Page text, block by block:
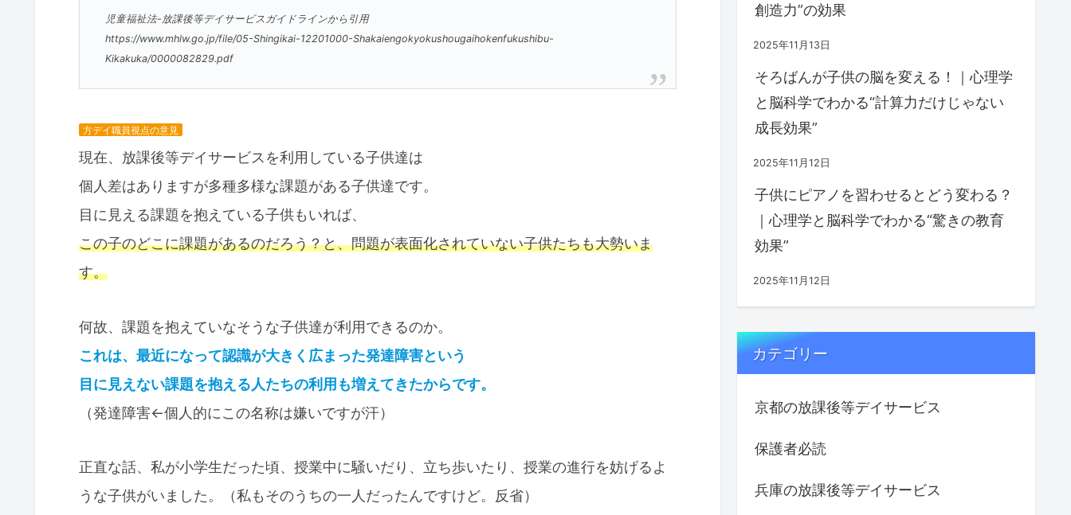
児童福祉法-放課後等デイサービスガイドラインから引用
https://www.mhlw.go.jp/file/05-Shingikai-12201000-Shakaiengokyokushougaihokenfukushibu-
Kikakuka/0000082829.pdf
方デイ職員視点の意見
現在、放課後等デイサービスを利用している子供達は
個人差はありますが多種多様な課題がある子供達です。
目に見える課題を抱えている子供もいれば、
この子のどこに課題があるのだろう？と、問題が表面化されていない子供たちも大勢いま
す。
何故、課題を抱えていなそうな子供達が利用できるのか。
これは、最近になって認識が大きく広まった発達障害という
目に見えない課題を抱える人たちの利用も増えてきたからです。
（発達障害←個人的にこの名称は嫌いですが汗）
正直な話、私が小学生だった頃、授業中に騒いだり、立ち歩いたり、授業の進行を妨げるよ
うな子供がいました。（私もそのうちの一人だったんですけど。反省）
創造力”の効果
2025年11月13日
そろばんが子供の脳を変える！｜心理学
と脳科学でわかる“計算力だけじゃない
成長効果”
2025年11月12日
子供にピアノを習わせるとどう変わる？
｜心理学と脳科学でわかる“驚きの教育
効果”
2025年11月12日
カテゴリー
京都の放課後等デイサービス
保護者必読
兵庫の放課後等デイサービス